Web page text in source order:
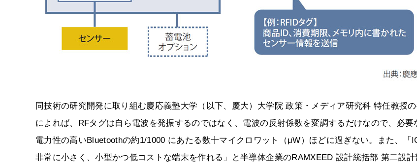
同技術の研究開発に取り組む慶応義塾大学（以下、慶大）大学院 政策・メディア研究科 特任教授
によれば、RFタグは自ら電波を発振するのではなく、電波の反射係数を変調するだけなので、必要
電力性の高いBluetoothの約1/1000 にあたる数十マイクロワット（μW）ほどに過ぎない。また、「
非常に小さく、小型かつ低コストな端末を作れる」と半導体企業のRAMXEED 設計統括部 第二設